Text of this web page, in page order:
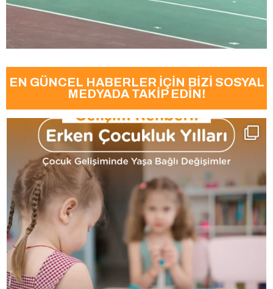
EN GÜNCEL HABERLER İÇİN BİZİ SOSYAL
MEDYADA TAKİP EDİN!